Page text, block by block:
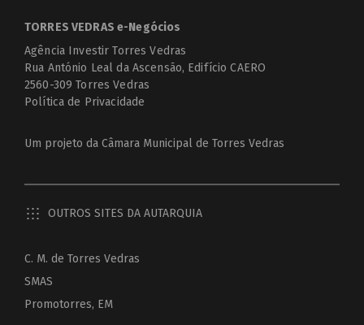
TORRES VEDRAS e-Negócios
Agência Investir Torres Vedras
Rua António Leal da Ascensão, Edifício CAERO
2560-309 Torres Vedras
Política de Privacidade
Um projeto da Câmara Municipal de Torres Vedras
OUTROS SITES DA AUTARQUIA
C. M. de Torres Vedras
SMAS
Promotorres, EM